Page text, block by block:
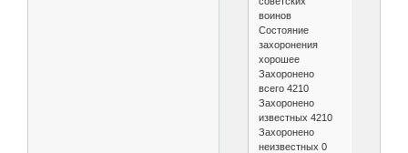
воинов
Состояние
захоронения
хорошее
Захоронено
всего 4210
Захоронено
известных 4210
Захоронено
неизвестных 0